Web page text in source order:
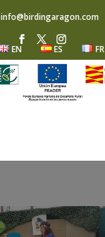
info@birdingaragon.com
EN ES FR